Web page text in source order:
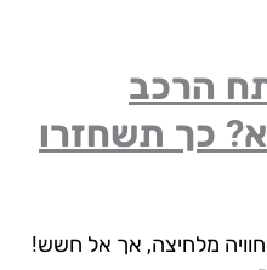
תשחזרו
מלחיצה, אך אל חשש!